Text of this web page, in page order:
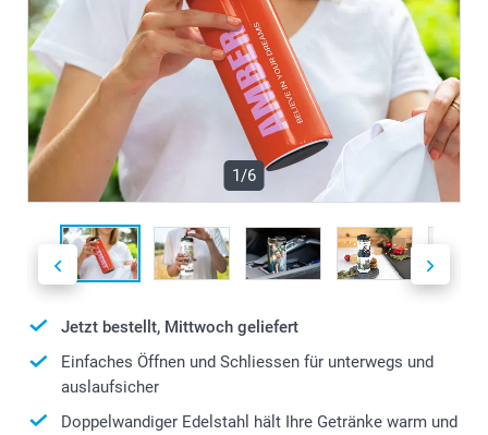
1/6
Jetzt bestellt, Mittwoch geliefert
Einfaches Öffnen und Schliessen für unterwegs und
auslaufsicher
Doppelwandiger Edelstahl hält Ihre Getränke warm und